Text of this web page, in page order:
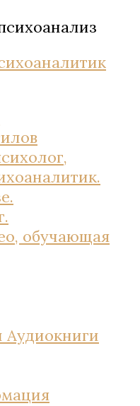
обучающая
Аудиокниги